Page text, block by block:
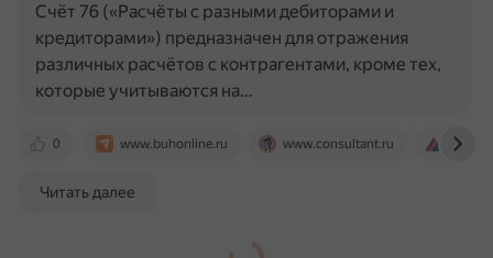
0 www.buhonline.ru www.consultant.ru
Счёт 76 («Расчёты с разными дебиторами и
кредиторами») предназначен для отражения
различных расчётов с контрагентами, кроме тех,
которые учитываются на…
Читать далее